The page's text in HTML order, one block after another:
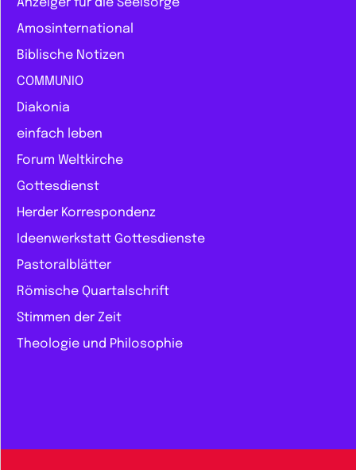
Amosinternational
Biblische Notizen
COMMUNIO
Diakonia
einfach leben
Forum Weltkirche
Gottesdienst
Herder Korrespondenz
Ideenwerkstatt Gottesdienste
Pastoralblätter
Römische Quartalschrift
Stimmen der Zeit
Theologie und Philosophie